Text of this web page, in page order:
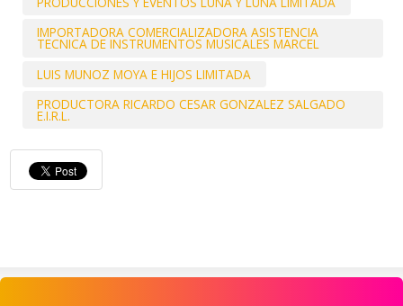
IMPORTADORA COMERCIALIZADORA ASISTENCIA
TECNICA DE INSTRUMENTOS MUSICALES MARCEL
LUIS MUNOZ MOYA E HIJOS LIMITADA
PRODUCTORA RICARDO CESAR GONZALEZ SALGADO
E.I.R.L.